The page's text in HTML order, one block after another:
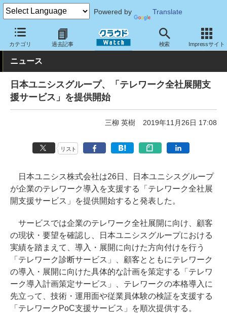
Powered by Translate
カテゴリ 過去記事 検索 Impressサイト
クラウド Watch サービス・ソフト サービス 導入支援
ニュース
日本ユニシスグループ、「テレワーク全社展開支
援サービス」を提供開始
三柳 英樹 2019年11月26日 17:08
リスト
日本ユニシス株式会社は26日、日本ユニシスグループ
が企業のテレワーク導入を支援する「テレワーク全社展
開支援サービス」を提供開始すると発表した。
サービスでは企業のテレワーク全社展開に向け、顧客
の現状・要望を確認し、日本ユニシスグループにおける
実績を踏まえて、導入・展開に向けた方向付けを行う
「テレワーク診断サービス」、顧客とともにテレワーク
の導入・展開に向けた具体的な計画を策定する「テレワ
ーク導入計画策定サービス」、テレワークの本格導入に
先立って、技術・運用面や従業員体験の検証を支援する
「テレワークPoC支援サービス」を順次提供する。